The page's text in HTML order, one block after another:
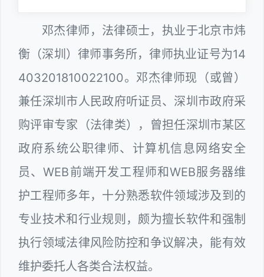
邓杰律师，法律硕士，执业于北京市炜
衡（深圳）律师事务所，律师执业证号为14
403201810022100。邓杰律师现（或曾）
兼任深圳市人民政府听证员、深圳市政府采
购评审专家（法律类），曾担任深圳市某区
政府系统公职律师、计算机信息网络安全
员、WEB前端开发工程师和WEB服务器维
护工程师多年，十分熟悉软件领域涉及到的
专业技术和行业规则，颇为擅长软件和强制
执行领域法律风险防控和争议解决，能有效
维护委托人各类合法权益。